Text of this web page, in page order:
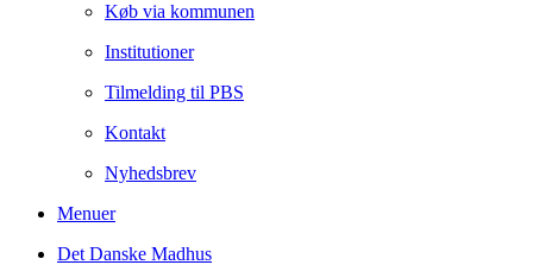
Køb via kommunen
Institutioner
Tilmelding til PBS
Kontakt
Nyhedsbrev
Menuer
Det Danske Madhus